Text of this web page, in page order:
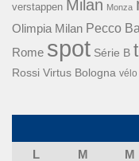
verstappen Milan Monza
Olimpia Milan Pecco
Rome spot Série B
Rossi Virtus Bologna vélo
L
M M